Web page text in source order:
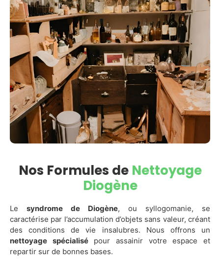
Nos Formules deNettoyage
Diogène
Le syndrome de Diogène, ou syllogomanie, se
caractérise par l’accumulation d’objets sans valeur, créant
des conditions de vie insalubres. Nous offrons un
nettoyage spécialisépour assainir votre espace et
repartir sur de bonnes bases.